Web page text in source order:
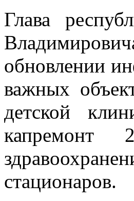
Глава
обновлении
важных
детской
капремонт
стационаров.